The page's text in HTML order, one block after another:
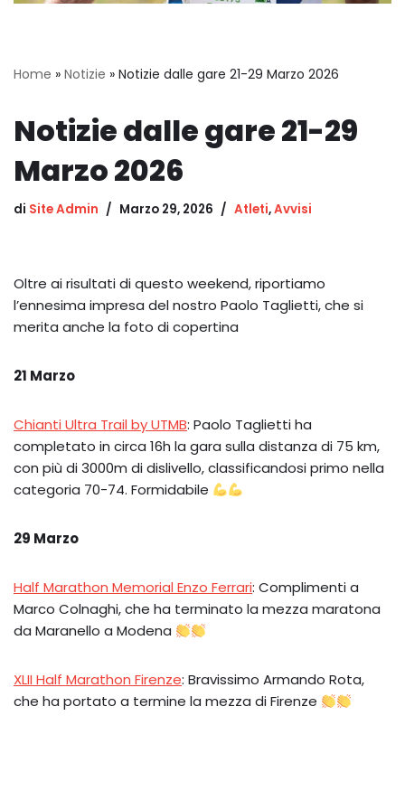
Home » Notizie » Notizie dalle gare 21-29 Marzo 2026
Notizie dalle gare 21-29
Marzo 2026
di Site Admin Marzo 29, 2026 Atleti,Avvisi
Oltre ai risultati di questo weekend, riportiamo
l’ennesima impresa del nostro Paolo Taglietti, che si
merita anche la foto di copertina
21 Marzo
Chianti Ultra Trail by UTMB: Paolo Taglietti ha
completato in circa 16h la gara sulla distanza di 75 km,
con più di 3000m di dislivello, classificandosi primo nella
categoria 70-74. Formidabile
29 Marzo
Half Marathon Memorial Enzo Ferrari: Complimenti a
Marco Colnaghi, che ha terminato la mezza maratona
da Maranello a Modena
XLII Half Marathon Firenze: Bravissimo Armando Rota,
che ha portato a termine la mezza di Firenze